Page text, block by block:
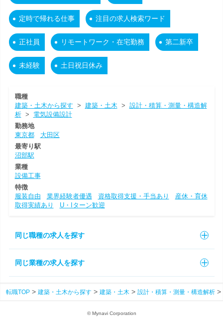
定時で帰れる仕事 注目の求人検索ワード
正社員 リモートワーク・在宅勤務 第二新卒
未経験 土日祝日休み
職種
建築・土木から探す > 建築・土木 > 設計・積算・測量・構造解
析> 電気設備設計
勤務地
東京都
大田区
最寄り駅
沼部駅
業種
設備工事
特徴
服装自由
業界経験者優遇 資格取得支援・手当あり
産休・育休
取得実績あり
U・Iターン歓迎
同じ職種の求人を探す
同じ業種の求人を探す
転職TOP 建築・土木から探す 建築・土木 設計・積算・測量・構造解析
© Mynavi Corporation